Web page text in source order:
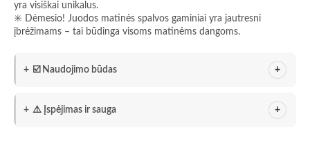
yra visiškai unikalus.
✳️ Dėmesio! Juodos matinės spalvos gaminiai yra jautresni
įbrėžimams – tai būdinga visoms matinėms dangoms.
☑️ Naudojimo būdas
⚠️ Įspėjimas ir sauga